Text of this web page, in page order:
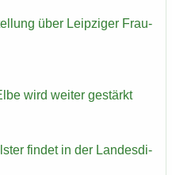
über Leip­zi­ger Frau­
wird wei­ter ge­stärkt
fin­det in der Lan­des­di­